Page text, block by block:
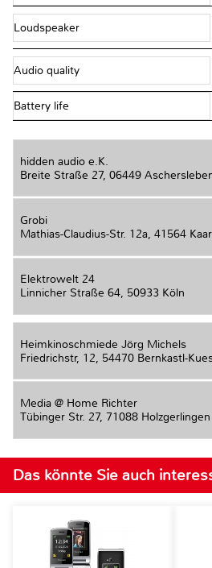
Loudspeaker
Audio quality
Battery life
hidden audio e.K.
Breite Straße 27, 06449
Grobi
Mathias-Claudius-Str. 12a, 41564
Elektrowelt 24
Linnicher Straße 64, 50933 Köln
Heimkinoschmiede Jörg Michels
Friedrichstr, 12, 54470 Bernkastl-
Media @ Home Richter
Tübinger Str. 27, 71088 Holzgerlingen
Das könnte Sie auch